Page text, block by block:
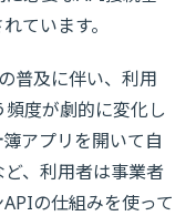
ています。
普及に伴い、利用
度が劇的に変化し
アプリを開いて自
、利用者は事業者
の仕組みを使って